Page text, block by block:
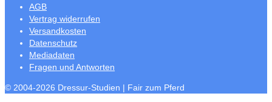
AGB
Vertrag widerrufen
Versandkosten
Datenschutz
Mediadaten
Fragen und Antworten
© 2004-2026 Dressur-Studien | Fair zum Pferd